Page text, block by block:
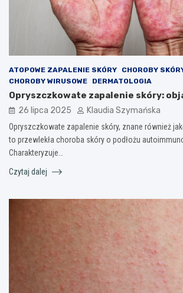
ATOPOWE ZAPALENIE SKÓRY
CHOROBY
CHOROBY WIRUSOWE
DERMATOLOGIA
Opryszczkowate zapalenie skóry:
26 lipca 2025 Klaudia Szymańska
Opryszczkowate zapalenie skóry, znane również
to przewlekła choroba skóry o podłożu
Charakteryzuje…
Czytaj dalej